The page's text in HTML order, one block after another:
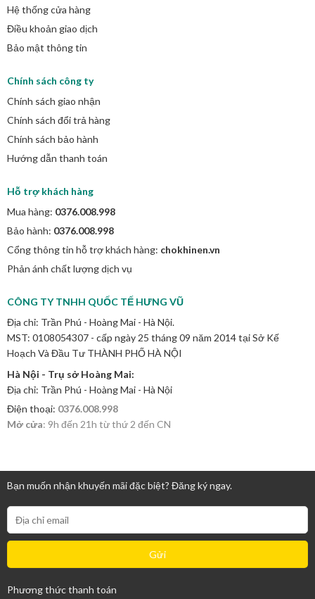
Hệ thống cửa hàng
Điều khoản giao dịch
Bảo mật thông tin
Chính sách công ty
Chính sách giao nhận
Chính sách đổi trả hàng
Chính sách bảo hành
Hướng dẫn thanh toán
Hỗ trợ khách hàng
Mua hàng: 0376.008.998
Bảo hành: 0376.008.998
Cổng thông tin hỗ trợ khách hàng: chokhinen.vn
Phản ánh chất lượng dịch vụ
CÔNG TY TNHH QUỐC TẾ HƯNG VŨ
Địa chỉ: Trần Phú - Hoàng Mai - Hà Nội.
MST: 0108054307 - cấp ngày 25 tháng 09 năm 2014 tại Sở Kế
Hoạch Và Đầu Tư THÀNH PHỐ HÀ NỘI
Hà Nội - Trụ sở Hoàng Mai:
Địa chỉ: Trần Phú - Hoàng Mai - Hà Nội
Điện thoại: 0376.008.998
Mở cửa: 9h đến 21h từ thứ 2 đến CN
Bạn muốn nhận khuyến mãi đặc biệt? Đăng ký ngay.
Phương thức thanh toán